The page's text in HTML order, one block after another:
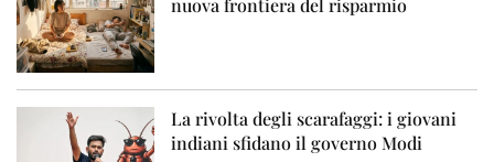
La rivolta degli scarafaggi: i giovani
indiani sfidano il governo Modi